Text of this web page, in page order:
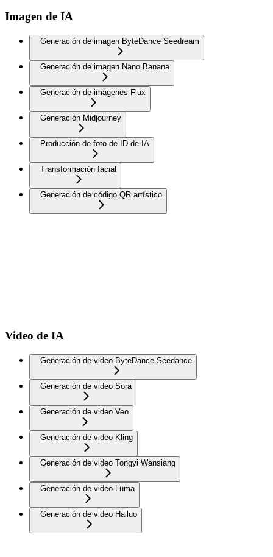
Imagen de IA
Generación de imagen ByteDance Seedream
Generación de imagen Nano Banana
Generación de imágenes Flux
Generación Midjourney
Producción de foto de ID de IA
Transformación facial
Generación de código QR artístico
Video de IA
Generación de video ByteDance Seedance
Generación de video Sora
Generación de video Veo
Generación de video Kling
Generación de video Tongyi Wansiang
Generación de video Luma
Generación de video Hailuo